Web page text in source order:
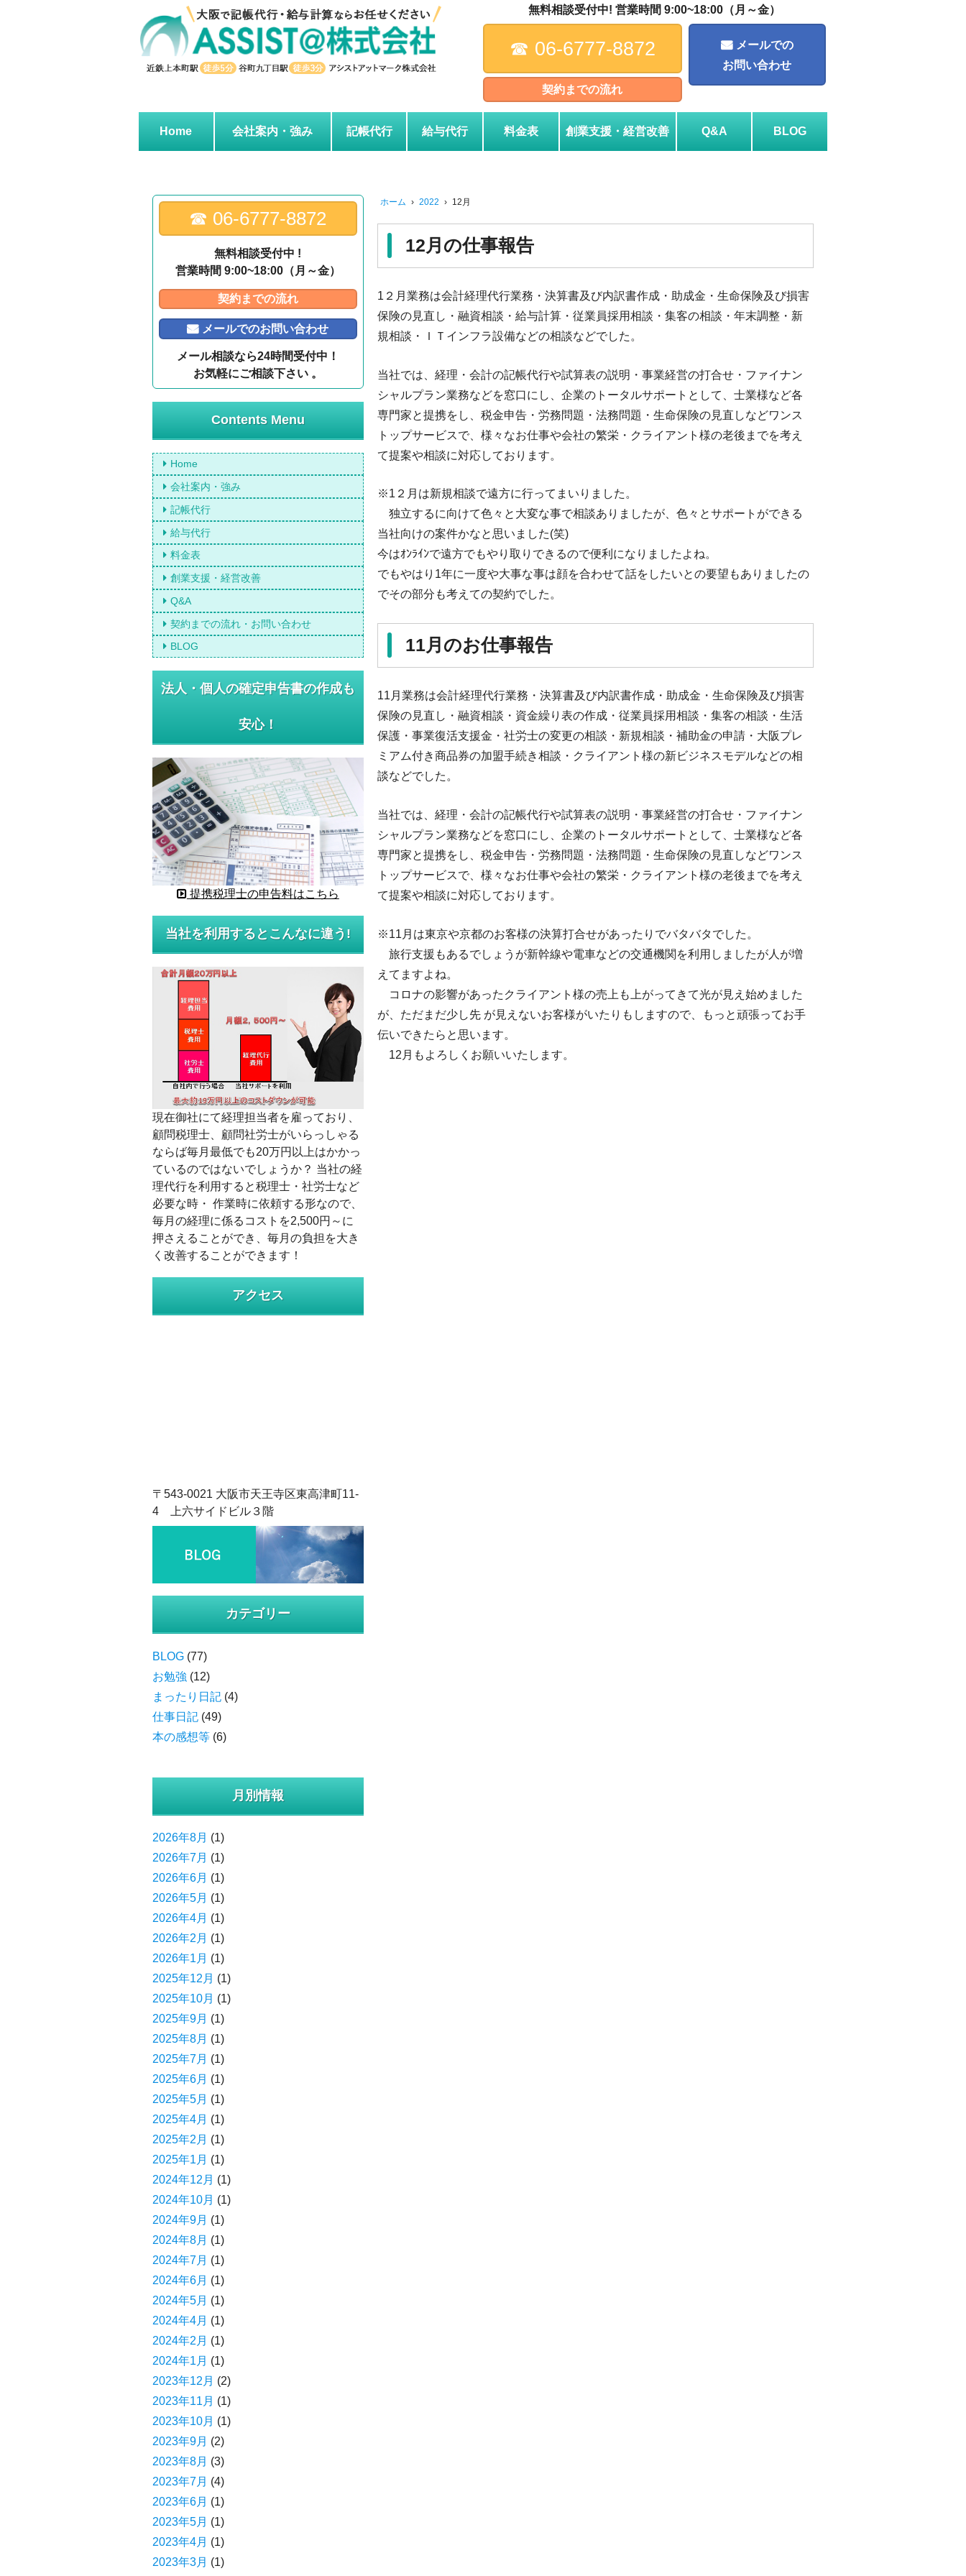
メ
イ
ン
無料相談受付中! 営業時間 9:00~18:00（月～金）
☎︎ 06-6777-8872
契約までの流れ
メールでの
お問い合わせ
Home 会社案内・強み 記帳代行 給与代行 料金表 創業支援・経営改善 Q&A BLOG
ホーム › 2022 › 12月
12月の仕事報告
1２月業務は会計経理代行業務・決算書及び内訳書作成・助成金・生命保険及び損害
保険の見直し・融資相談・給与計算・従業員採用相談・集客の相談・年末調整・新
規相談・ＩＴインフラ設備などの相談などでした。
当社では、経理・会計の記帳代行や試算表の説明・事業経営の打合せ・ファイナン
シャルプラン業務などを窓口にし、企業のトータルサポートとして、士業様など各
専門家と提携をし、税金申告・労務問題・法務問題・生命保険の見直しなどワンス
トップサービスで、様々なお仕事や会社の繁栄・クライアント様の老後までを考え
て提案や相談に対応しております。
※1２月は新規相談で遠方に行ってまいりました。
独立するに向けて色々と大変な事で相談ありましたが、色々とサポートができる
当社向けの案件かなと思いました(笑)
今はｵﾝﾗｲﾝで遠方でもやり取りできるので便利になりましたよね。
でもやはり1年に一度や大事な事は顔を合わせて話をしたいとの要望もありましたの
でその部分も考えての契約でした。
11月のお仕事報告
11月業務は会計経理代行業務・決算書及び内訳書作成・助成金・生命保険及び損害
保険の見直し・融資相談・資金繰り表の作成・従業員採用相談・集客の相談・生活
保護・事業復活支援金・社労士の変更の相談・新規相談・補助金の申請・大阪プレ
ミアム付き商品券の加盟手続き相談・クライアント様の新ビジネスモデルなどの相
談などでした。
当社では、経理・会計の記帳代行や試算表の説明・事業経営の打合せ・ファイナン
シャルプラン業務などを窓口にし、企業のトータルサポートとして、士業様など各
専門家と提携をし、税金申告・労務問題・法務問題・生命保険の見直しなどワンス
トップサービスで、様々なお仕事や会社の繁栄・クライアント様の老後までを考え
て提案や相談に対応しております。
※11月は東京や京都のお客様の決算打合せがあったりでバタバタでした。
旅行支援もあるでしょうが新幹線や電車などの交通機関を利用しましたが人が増
えてますよね。
コロナの影響があったクライアント様の売上も上がってきて光が見え始めました
が、ただまだ少し先 が見えないお客様がいたりもしますので、もっと頑張ってお手
伝いできたらと思います。
12月もよろしくお願いいたします。
☎︎ 06-6777-8872
無料相談受付中 !
営業時間 9:00~18:00（月～金）
契約までの流れ
メールでのお問い合わせ
メール相談なら24時間受付中！
お気軽にご相談下さい 。
Contents Menu
Home
会社案内・強み
記帳代行
給与代行
料金表
創業支援・経営改善
Q&A
契約までの流れ・お問い合わせ
BLOG
法人・個人の確定申告書の作成も
安心！
提携税理士の申告料はこちら
当社を利用するとこんなに違う!
現在御社にて経理担当者を雇っており、
顧問税理士、顧問社労士がいらっしゃる
ならば毎月最低でも20万円以上はかかっ
ているのではないでしょうか？ 当社の経
理代行を利用すると税理士・社労士など
必要な時・ 作業時に依頼する形なので、
毎月の経理に係るコストを2,500円～に
押さえることができ、毎月の負担を大き
く改善することができます！
アクセス
〒543-0021 大阪市天王寺区東高津町11-
4 上六サイドビル３階
カテゴリー
BLOG (77)
お勉強 (12)
まったり日記 (4)
仕事日記 (49)
本の感想等 (6)
月別情報
2026年8月 (1)
2026年7月 (1)
2026年6月 (1)
2026年5月 (1)
2026年4月 (1)
2026年2月 (1)
2026年1月 (1)
2025年12月 (1)
2025年10月 (1)
2025年9月 (1)
2025年8月 (1)
2025年7月 (1)
2025年6月 (1)
2025年5月 (1)
2025年4月 (1)
2025年2月 (1)
2025年1月 (1)
2024年12月 (1)
2024年10月 (1)
2024年9月 (1)
2024年8月 (1)
2024年7月 (1)
2024年6月 (1)
2024年5月 (1)
2024年4月 (1)
2024年2月 (1)
2024年1月 (1)
2023年12月 (2)
2023年11月 (1)
2023年10月 (1)
2023年9月 (2)
2023年8月 (3)
2023年7月 (4)
2023年6月 (1)
2023年5月 (1)
2023年4月 (1)
2023年3月 (1)